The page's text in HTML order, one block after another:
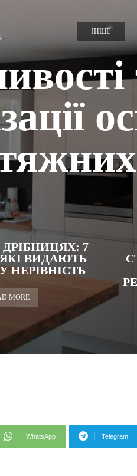
ІНШЕ
7
ВИДАЮТЬ
НЕРІВНІСТЬ
MORE
WhatsApp Telegram